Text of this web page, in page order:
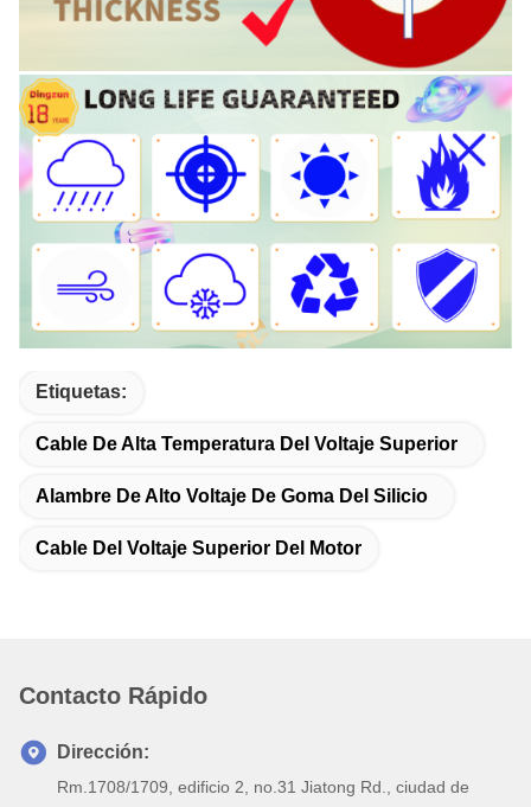
Etiquetas:
Cable De Alta Temperatura Del Voltaje Superior
Alambre De Alto Voltaje De Goma Del Silicio
Cable Del Voltaje Superior Del Motor
Contacto Rápido
Dirección:
Rm.1708/1709, edificio 2, no.31 Jiatong Rd., ciudad de